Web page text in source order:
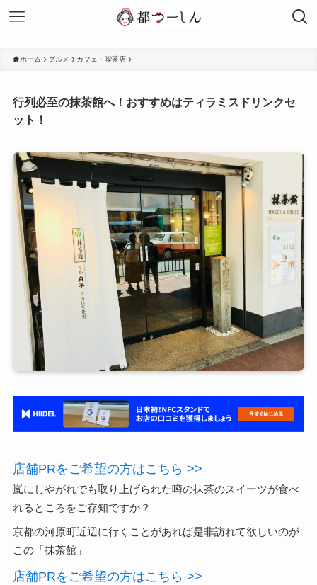
ホーム グルメ カフェ・喫茶店
行列必至の抹茶館へ！おすすめはティラミスドリンクセ
ット！
店舗PRをご希望の方はこちら >>
嵐にしやがれでも取り上げられた噂の抹茶のスイーツが食べ
れるところをご存知ですか？
京都の河原町近辺に行くことがあれば是非訪れて欲しいのが
この「抹茶館」
店舗PRをご希望の方はこちら >>